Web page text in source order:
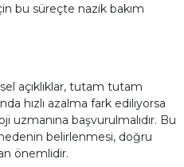
bu süreçte nazik bakım
açıklıklar, tutam tutam
hızlı azalma fark ediliyorsa
başvurulmalıdır. Bu
belirlenmesi, doğru
önemlidir.